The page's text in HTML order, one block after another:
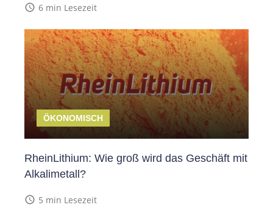
access_time 6 min Lesezeit
ÖKONOMISCH
RheinLithium: Wie groß wird das Geschäft mit
Alkalimetall?
access_time 5 min Lesezeit